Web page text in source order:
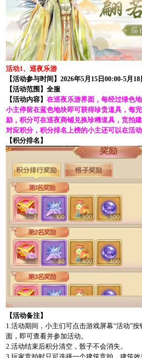
活动1、巡夜乐游
【活动参与时间】2026年5月15日00:00-5月
【活动范围】全服
【活动内容】 在巡夜乐游界面，每经过绿色
小主停留在蓝色地块即可获得珍贵道具，每
励，积分可在巡夜商铺兑换珍稀道具，竞拍
对应积分，积分排名上榜的小主还可以在活
【积分排名】
【活动备注】
1.活动期间，小主们可点击游戏屏幕“活动”按
面，即可查看并参加活动。
2.活动结束后积分清空，骰子不会消失。